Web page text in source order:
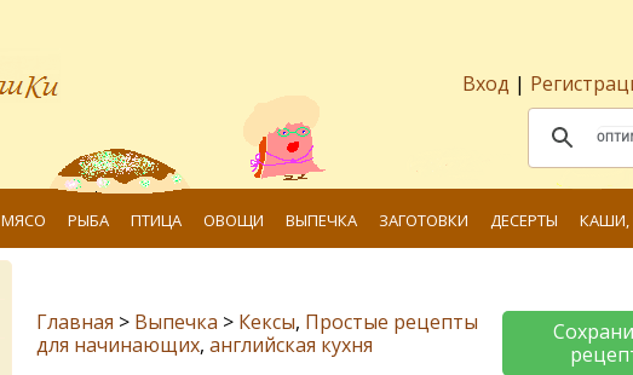
Вход |
МЯСО РЫБА ПТИЦА ОВОЩИ ВЫПЕЧКА ЗАГОТОВКИ ДЕСЕРТЫ КАШИ,
Главная > Выпечка > Кексы, Простые рецепты
для начинающих, английская кухня